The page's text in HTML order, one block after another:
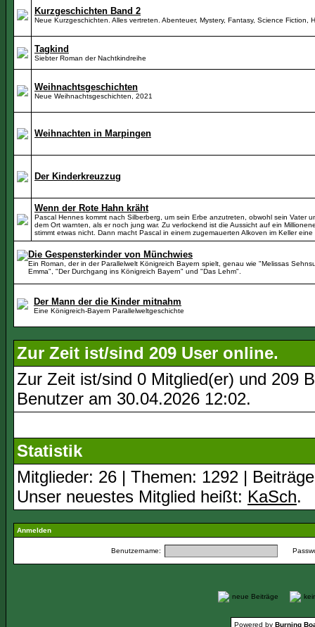
Kurzgeschichten Band 2
Neue Kurzgeschichten. Alles vertreten. Abenteuer, Mystery, Fantasy, Science Fiction,
Tagkind
Siebter Roman der Nachtkindreihe
Weihnachtsgeschichten
Neue Weihnachtsgeschichten, 2021
Weihnachten in Marpingen
Der Kinderkreuzzug
Wenn der Rote Hahn kräht
Pascal Hennes kommt nach Silberberg, um sein Erbe anzutreten, obwohl sein Vater
dem Ort warnten, als er noch jung war. Zu verlockend ist die Aussicht auf ein
stimmt etwas nicht. Dann macht Pascal in einem zugemauerten Alkoven im Keller
Die Gespensterkinder von Münchwies
Ein Roman, der in der Parallelwelt Königreich Bayern spielt, genau wie "Melissas
Emma", "Der Durchgang ins Königreich Bayern" und "Das Lehm".
Der Mann der die Kinder mitnahm
Eine Königreich-Bayern Parallelweltgeschichte
Zur Zeit ist/sind 209 User online.
Zur Zeit ist/sind 0 Mitglied(er) und 209
Benutzer am 30.04.2026 12:02.
Statistik
Mitglieder: 26 | Themen: 1292 |
Unser neuestes Mitglied heißt: KaSch.
Anmelden
Benutzername:
neue Beiträge
Powered by Burning